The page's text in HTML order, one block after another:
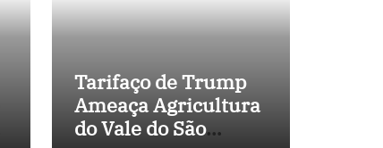
Tarifaço de Trump
Ameaça Agricultura
do Vale do São